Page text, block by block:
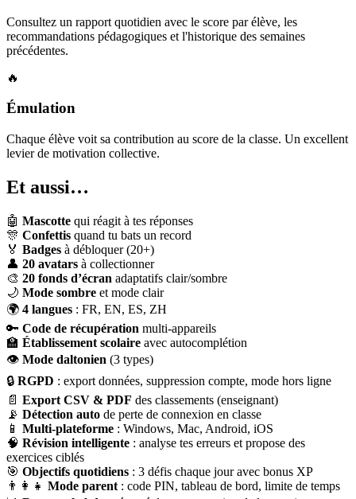
Consultez un rapport quotidien avec le score par élève, les
recommandations pédagogiques et l'historique des semaines
précédentes.
🔥
Émulation
Chaque élève voit sa contribution au score de la classe. Un excellent
levier de motivation collective.
Et aussi…
🤖 Mascotte qui réagit à tes réponses
🎊 Confettis quand tu bats un record
🏅 Badges à débloquer (20+)
👤 20 avatars à collectionner
🎨 20 fonds d’écran adaptatifs clair/sombre
🌙 Mode sombre et mode clair
🌍 4 langues : FR, EN, ES, ZH
🔑 Code de récupération multi-appareils
🏫 Établissement scolaire avec autocomplétion
👁 Mode daltonien (3 types)
🔒 RGPD : export données, suppression compte, mode hors ligne
📄 Export CSV & PDF des classements (enseignant)
📡 Détection auto de perte de connexion en classe
📱 Multi-plateforme : Windows, Mac, Android, iOS
🧠 Révision intelligente : analyse tes erreurs et propose des
exercices ciblés
🎯 Objectifs quotidiens : 3 défis chaque jour avec bonus XP
👨‍👩‍👧 Mode parent : code PIN, tableau de bord, limite de temps